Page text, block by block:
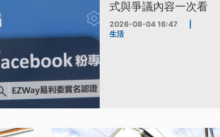
式與爭議內容一次看
2026-08-04 16:47
生活